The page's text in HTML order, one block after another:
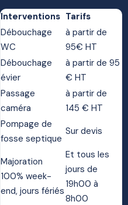
Interventions Tarifs
Débouchage
WC
à partir de
95€ HT
Débouchage
évier
à partir de 95
€ HT
Passage
caméra
à partir de
145 € HT
Pompage de
fosse septique
Sur devis
Majoration
100% week-
end, jours fériés
Et tous les
jours de
19h00 à
8h00